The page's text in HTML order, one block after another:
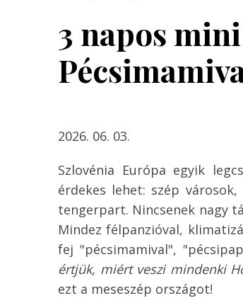
3 napos
2026. 06. 03.
Szlovénia Európa egyik
érdekes lehet: szép
tengerpart. Nincsenek nagy
Mindez félpanzióval,
fej "pécsimamival",
értjük, miért veszi mindenki
ezt a meseszép országot!